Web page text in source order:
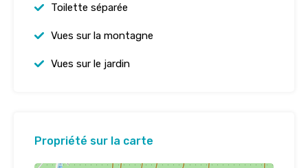
Toilette séparée
Vues sur la montagne
Vues sur le jardin
Propriété sur la carte